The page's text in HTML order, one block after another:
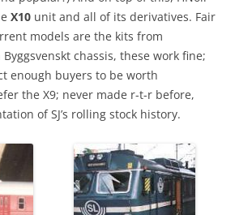
X10 unit and all of its derivatives. Fair
models are the kits from
Byggsvenskt chassis, these work fine;
enough buyers to be worth
the X9; never made r-t-r before,
of SJ’s rolling stock history.